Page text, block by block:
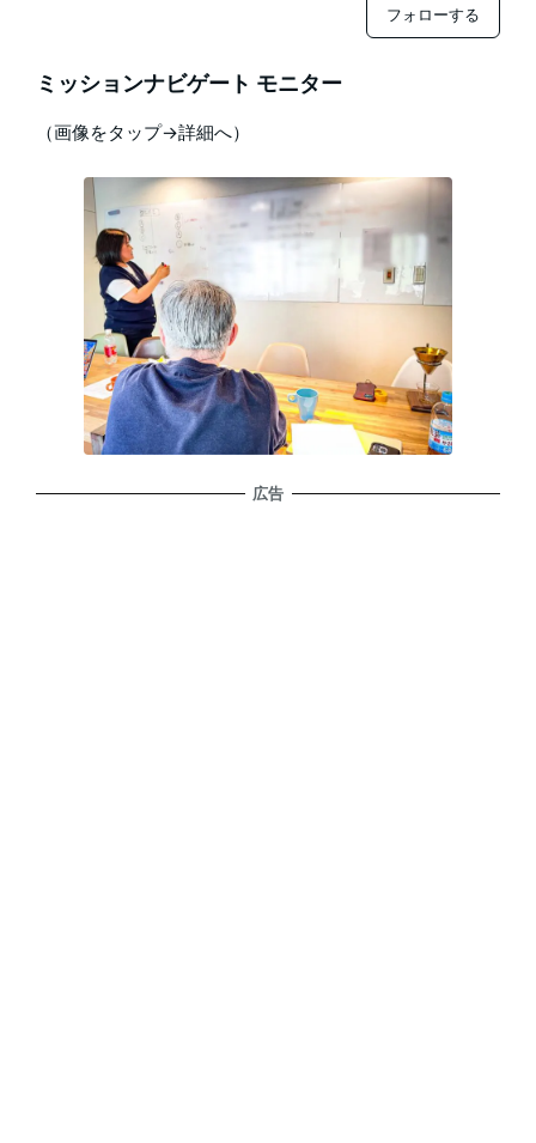
フォローする
ミッションナビゲート モニター
（画像をタップ→詳細へ）
広告